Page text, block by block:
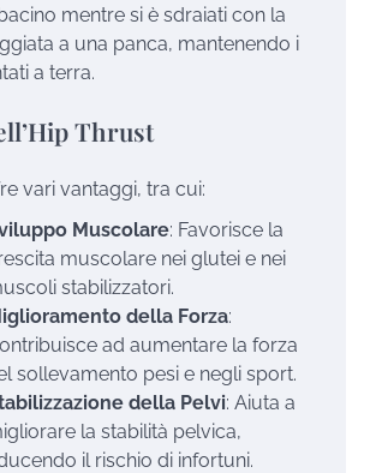
mentre si è sdraiati con la
a una panca, mantenendo i
a terra.
Thrust
vari vantaggi, tra cui:
Muscolare: Favorisce la
muscolare nei glutei e nei
stabilizzatori.
della Forza:
ad aumentare la forza
sollevamento pesi e negli sport.
della Pelvi: Aiuta a
la stabilità pelvica,
il rischio di infortuni.